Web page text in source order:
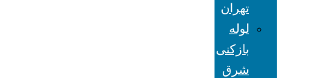
تهران
لوله
بازکنی
شرق